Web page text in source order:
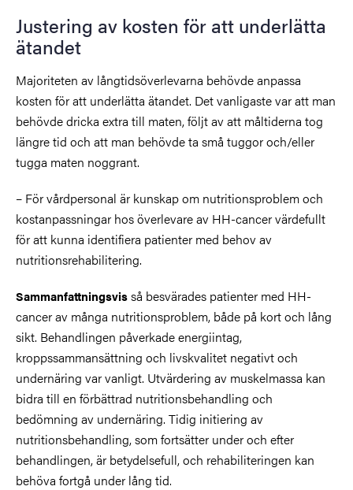
Justering av kosten för att underlätta
ätandet
Majoriteten av långtidsöverlevarna behövde anpassa
kosten för att underlätta ätandet. Det vanligaste var att man
behövde dricka extra till maten, följt av att måltiderna tog
längre tid och att man behövde ta små tuggor och/eller
tugga maten noggrant.
– För vårdpersonal är kunskap om nutritionsproblem och
kostanpassningar hos överlevare av HH-cancer värdefullt
för att kunna identifiera patienter med behov av
nutritionsrehabilitering.
Sammanfattningsvisså besvärades patienter med HH-
cancer av många nutritionsproblem, både på kort och lång
sikt. Behandlingen påverkade energiintag,
kroppssammansättning och livskvalitet negativt och
undernäring var vanligt. Utvärdering av muskelmassa kan
bidra till en förbättrad nutritionsbehandling och
bedömning av undernäring. Tidig initiering av
nutritionsbehandling, som fortsätter under och efter
behandlingen, är betydelsefull, och rehabiliteringen kan
behöva fortgå under lång tid.